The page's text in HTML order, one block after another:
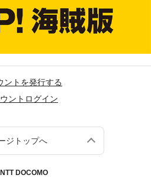
ントを発行する
ントログイン
ジトップへ
DOCOMO